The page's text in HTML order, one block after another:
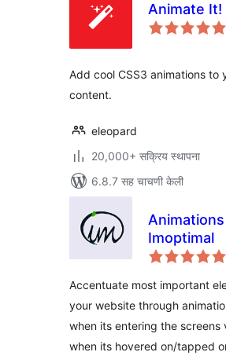
Animate It!
Add cool CSS3 animations to
content.
eleopard
20,000+ सक्रिय स्थापना
6.8.7 सह चाचणी केली
Imoptimal
Accentuate most important
your website through
when its entering the screens
when its hovered on/tapped